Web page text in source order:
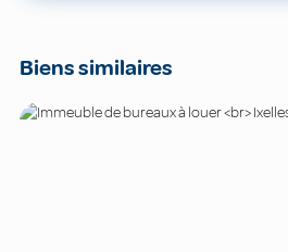
Biens similaires